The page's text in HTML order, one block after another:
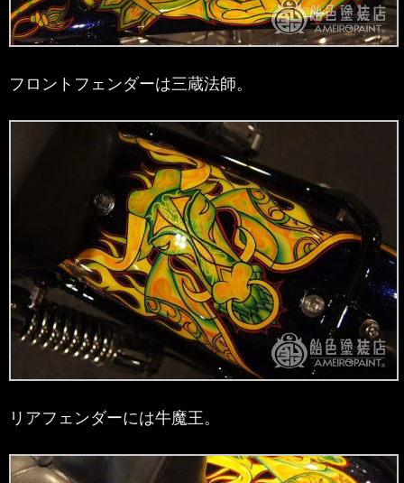
フロントフェンダーは三蔵法師。
リアフェンダーには牛魔王。